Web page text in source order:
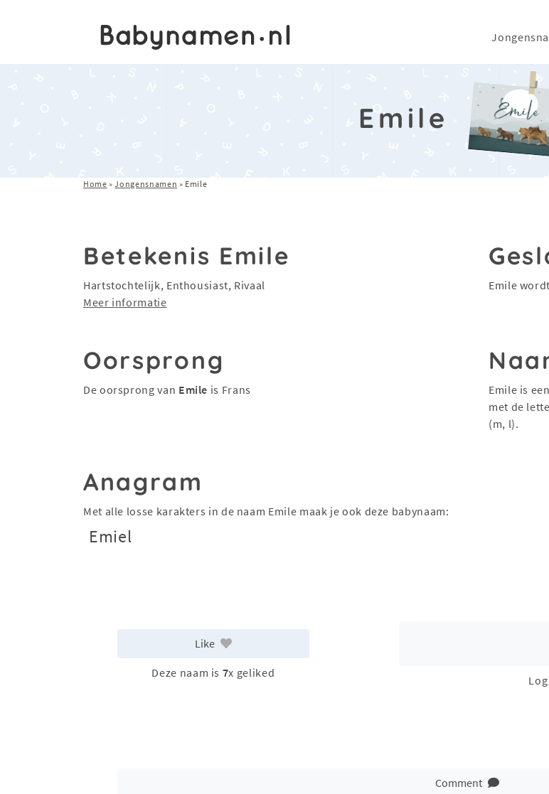
Emile
Home »Jongensnamen » Emile
Betekenis Emile
Hartstochtelijk, Enthousiast, Rivaal
Meer informatie
Emile
Oorsprong
De oorsprong van Emile is Frans Emile is
met de
(m, l).
Anagram
Met alle losse karakters in de naam Emile maak je ook deze babynaam:
Emiel
Like
Deze naam is 7x geliked
Comment